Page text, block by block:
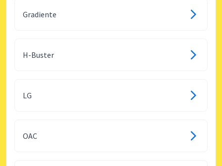
Gradiente
H-Buster
LG
OAC